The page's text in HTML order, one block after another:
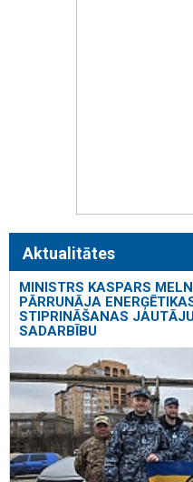
Aktualitātes
MINISTRS KASPARS
PĀRRUNĀJA
STIPRINĀŠANAS
SADARBĪBU